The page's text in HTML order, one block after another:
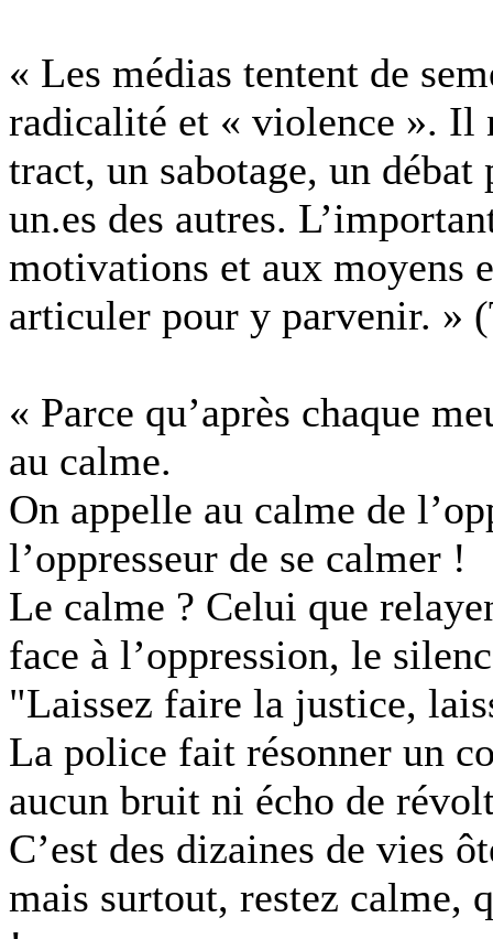
« Les médias tentent de
radicalité et « violence ». Il
tract, un sabotage, un
un.es des autres.
motivations et aux moyens
articuler pour y parvenir. »
« Parce qu’après chaque
au calme.
On appelle au calme de
l’oppresseur de se calmer !
Le calme ? Celui que
face à l’oppression, le
"Laissez faire la justice,
La police fait résonner un
aucun bruit ni écho de
C’est des dizaines de vies
mais surtout, restez calme,